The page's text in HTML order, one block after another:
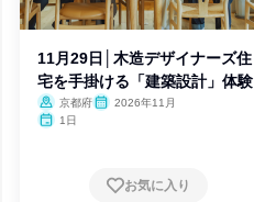
11月29日│木造デザイナーズ住
宅を手掛ける「建築設計」体験
京都府
2026年11月
1日
お気に入り